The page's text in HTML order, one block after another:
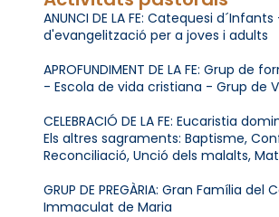
ANUNCI DE LA FE: Catequesi
d'evangelització per a joves i adults
APROFUNDIMENT DE LA FE: Grup de
- Escola de vida cristiana - Grup de
CELEBRACIÓ DE LA FE: Eucaristia
Els altres sagraments: Baptisme,
Reconciliació, Unció dels malalts,
GRUP DE PREGÀRIA: Gran Família del
Immaculat de Maria